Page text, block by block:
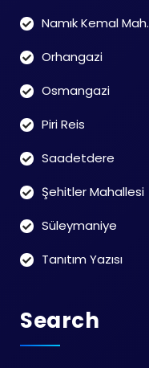
Namık Kemal Mah.
Orhangazi
Osmangazi
Piri Reis
Saadetdere
Şehitler Mahallesi
Süleymaniye
Tanıtım Yazısı
Search